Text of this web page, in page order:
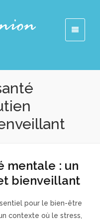
mentale : un
bienveillant
pour le bien-être
contexte où le stress,